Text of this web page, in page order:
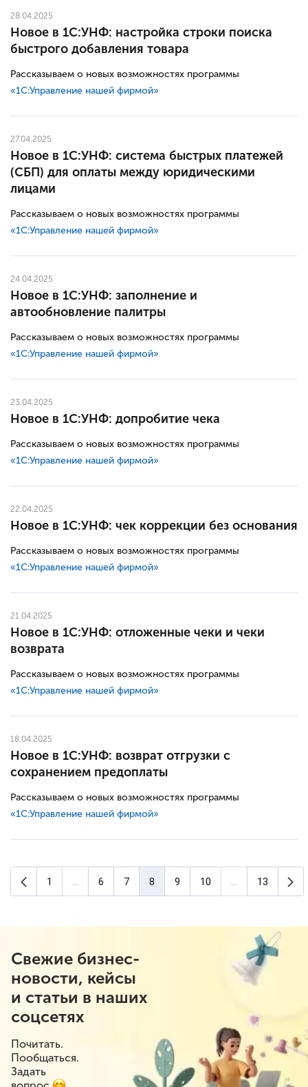
28.04.2025
Новое в 1С:УНФ: настройка строки поиска
быстрого добавления товара
Рассказываем о новых возможностях программы
«1С:Управление нашей фирмой»
27.04.2025
Новое в 1С:УНФ: система быстрых платежей
(СБП) для оплаты между юридическими
лицами
Рассказываем о новых возможностях программы
«1С:Управление нашей фирмой»
24.04.2025
Новое в 1С:УНФ: заполнение и
автообновление палитры
Рассказываем о новых возможностях программы
«1С:Управление нашей фирмой»
23.04.2025
Новое в 1С:УНФ: допробитие чека
Рассказываем о новых возможностях программы
«1С:Управление нашей фирмой»
22.04.2025
Новое в 1С:УНФ: чек коррекции без основания
Рассказываем о новых возможностях программы
«1С:Управление нашей фирмой»
21.04.2025
Новое в 1С:УНФ: отложенные чеки и чеки
возврата
Рассказываем о новых возможностях программы
«1С:Управление нашей фирмой»
18.04.2025
Новое в 1С:УНФ: возврат отгрузки с
сохранением предоплаты
Рассказываем о новых возможностях программы
«1С:Управление нашей фирмой»
Предыдущая страница
1 6 7 8 9 10 13
Свежие бизнес-
новости, кейсы
и статьи в наших
соцсетях
Почитать.
Пообщаться.
Задать